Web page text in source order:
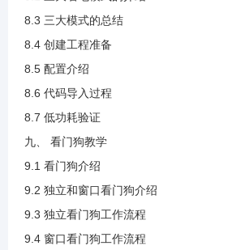
4.12 发送与接收函数说
4.13 读取设备ID代码说
4.15 写入数据流程
4.16 写数据代码实现
8.3 三大模式的总结
8.4 创建工程准备
8.5 配置介绍
8.6 代码导入过程
8.7 低功耗验证
九、 看门狗教学
9.1 看门狗介绍
9.2 独立和窗口看门狗介绍
9.3 独立看门狗工作流程
9.4 窗口看门狗工作流程